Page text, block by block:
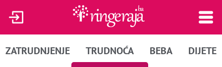
ZATRUDNJENJE TRUDNOĆA BEBA DIJETE